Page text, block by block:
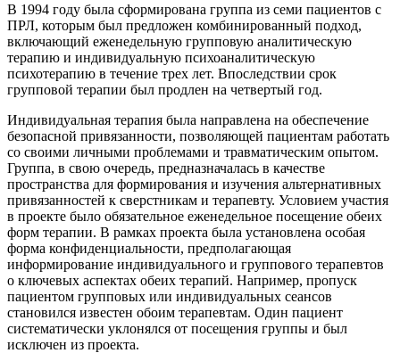
В 1994 году была сформирована группа из семи пациентов с
ПРЛ, которым был предложен комбинированный подход,
включающий еженедельную групповую аналитическую
терапию и индивидуальную психоаналитическую
психотерапию в течение трех лет. Впоследствии срок
групповой терапии был продлен на четвертый год.
Индивидуальная терапия была направлена на обеспечение
безопасной привязанности, позволяющей пациентам работать
со своими личными проблемами и травматическим опытом.
Группа, в свою очередь, предназначалась в качестве
пространства для формирования и изучения альтернативных
привязанностей к сверстникам и терапевту. Условием участия
в проекте было обязательное еженедельное посещение обеих
форм терапии. В рамках проекта была установлена особая
форма конфиденциальности, предполагающая
информирование индивидуального и группового терапевтов
о ключевых аспектах обеих терапий. Например, пропуск
пациентом групповых или индивидуальных сеансов
становился известен обоим терапевтам. Один пациент
систематически уклонялся от посещения группы и был
исключен из проекта.